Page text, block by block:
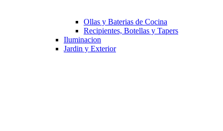
Ollas y Baterias de Cocina
Recipientes, Botellas y Tapers
Iluminacion
Jardin y Exterior